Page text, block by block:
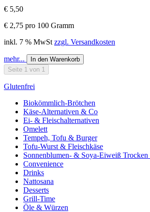
€ 5,50
€ 2,75 pro 100 Gramm
inkl. 7 % MwSt zzgl. Versandkosten
mehr...
In den Warenkorb
Seite 1 von 1
Glutenfrei
Biokömmlich-Brötchen
Käse-Alternativen & Co
Ei- & Fleischalternativen
Omelett
Tempeh, Tofu & Burger
Tofu-Wurst & Fleischkäse
Sonnenblumen- & Soya-Eiweiß
Convenience
Drinks
Nattosana
Desserts
Grill-Time
Öle & Würzen